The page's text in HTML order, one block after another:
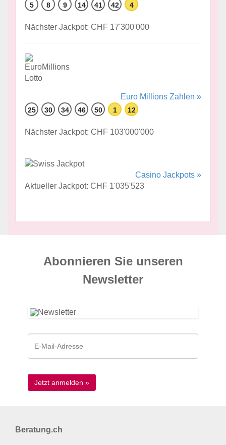
5 8 9 14 41 42 4
Nächster Jackpot: CHF 17'300'000
Euro Millions Zahlen »
25 30 34 46 50 1 12
Nächster Jackpot: CHF 103'000'000
Casino Jackpots »
Aktueller Jackpot: CHF 1'035'523
Abonnieren Sie unseren
News­letter
Beratung.ch